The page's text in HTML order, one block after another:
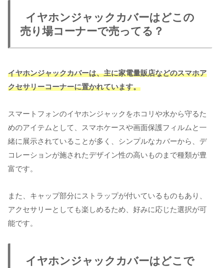
イヤホンジャックカバーはどこの
売り場コーナーで売ってる？
イヤホンジャックカバーは、主に家電量販店などのスマホア
クセサリーコーナーに置かれています。
スマートフォンのイヤホンジャックをホコリや水から守るた
めのアイテムとして、スマホケースや画面保護フィルムと一
緒に展示されていることが多く、シンプルなカバーから、デ
コレーションが施されたデザイン性の高いものまで種類が豊
富です。
また、キャップ部分にストラップが付いているものもあり、
アクセサリーとしても楽しめるため、好みに応じた選択が可
能です。
イヤホンジャックカバーはどこで